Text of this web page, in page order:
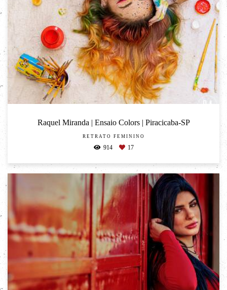
Raquel Miranda | Ensaio Colors | Piracicaba-SP
RETRATO FEMININO
914 17